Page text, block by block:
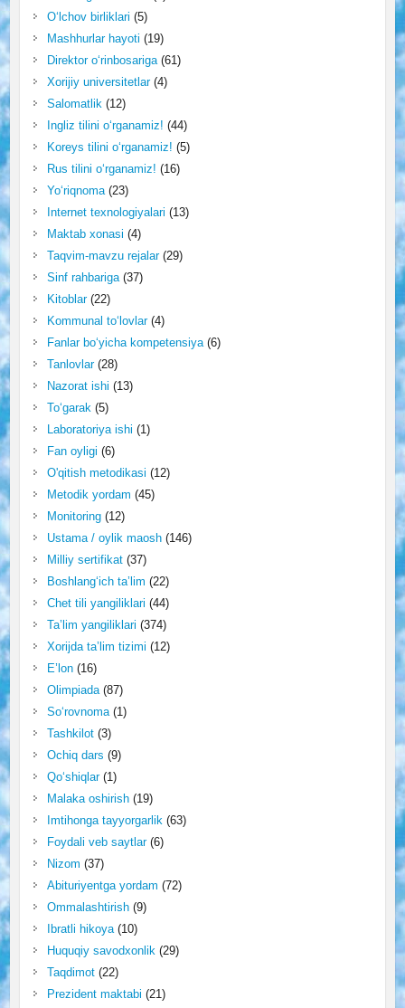
O‘lchov birliklari (5)
Mashhurlar hayoti (19)
Direktor o‘rinbosariga(61)
Xorijiy universitetlar(4)
Salomatlik(12)
Ingliz tilini o‘rganamiz! (44)
Koreys tilini o‘rganamiz! (5)
Rus tilini o‘rganamiz! (16)
Yo‘riqnoma(23)
Internet texnologiyalari (13)
Maktab xonasi (4)
Taqvim-mavzu rejalar(29)
Sinf rahbariga(37)
Kitoblar(22)
Kommunal to‘lovlar(4)
Fanlar bo‘yicha kompetensiya(6)
Tanlovlar(28)
Nazorat ishi (13)
To‘garak(5)
Laboratoriya ishi (1)
Fan oyligi (6)
O'qitish metodikasi (12)
Metodik yordam (45)
Monitoring(12)
Ustama / oylik maosh(146)
Milliy sertifikat(37)
Boshlang‘ich ta’lim (22)
Chet tili yangiliklari (44)
Ta’lim yangiliklari (374)
Xorijda ta’lim tizimi (12)
E’lon(16)
Olimpiada(87)
So‘rovnoma(1)
Tashkilot(3)
Ochiq dars (9)
Qo‘shiqlar(1)
Malaka oshirish(19)
Imtihonga tayyorgarlik(63)
Foydali veb saytlar(6)
Nizom (37)
Abituriyentga yordam (72)
Ommalashtirish(9)
Ibratli hikoya(10)
Huquqiy savodxonlik(29)
Taqdimot(22)
Prezident maktabi (21)